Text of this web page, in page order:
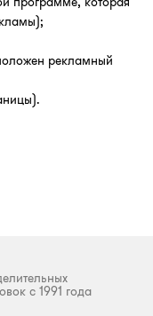
рекламный
с 1991 года